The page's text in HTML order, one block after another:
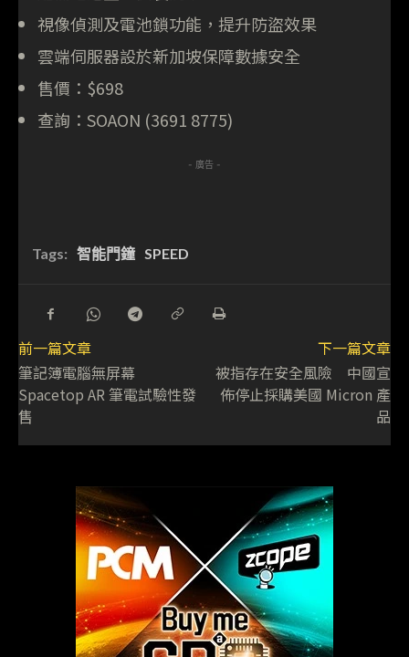
視像偵測及電池鎖功能，提升防盜效果
雲端伺服器設於新加坡保障數據安全
售價：$698
查詢：SOAON (3691 8775)
- 廣告 -
Tags: 智能門鐘 SPEED
前一篇文章
筆記簿電腦無屏幕
Spacetop AR 筆電試驗性發
售
下一篇文章
被指存在安全風險 中國宣
佈停止採購美國 Micron 產
品